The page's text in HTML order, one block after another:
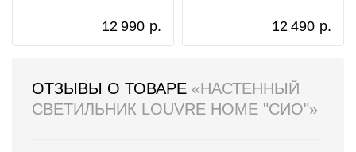
12 990 р. 12 490 р.
ОТЗЫВЫ О ТОВАРЕ «НАСТЕННЫЙ
СВЕТИЛЬНИК LOUVRE HOME "СИО"»